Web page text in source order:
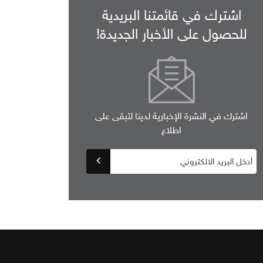
اشترك في قائمتنا البريدية
للحصول على الأخبار الجديدة!
اشترك في النشرة الإخبارية لدينا لتبقى على
اطلاع